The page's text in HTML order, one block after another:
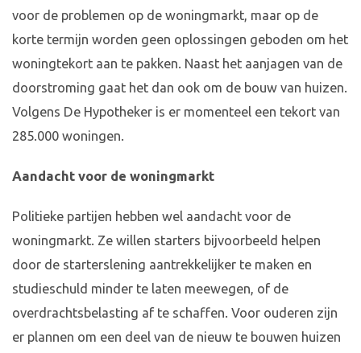
voor de problemen op de woningmarkt, maar op de
korte termijn worden geen oplossingen geboden om het
woningtekort aan te pakken. Naast het aanjagen van de
doorstroming gaat het dan ook om de bouw van huizen.
Volgens De Hypotheker is er momenteel een tekort van
285.000 woningen.
Aandacht voor de woningmarkt
Politieke partijen hebben wel aandacht voor de
woningmarkt. Ze willen starters bijvoorbeeld helpen
door de starterslening aantrekkelijker te maken en
studieschuld minder te laten meewegen, of de
overdrachtsbelasting af te schaffen. Voor ouderen zijn
er plannen om een deel van de nieuw te bouwen huizen